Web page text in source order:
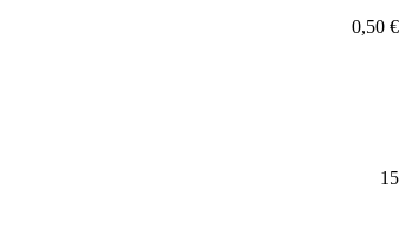
0,50 €